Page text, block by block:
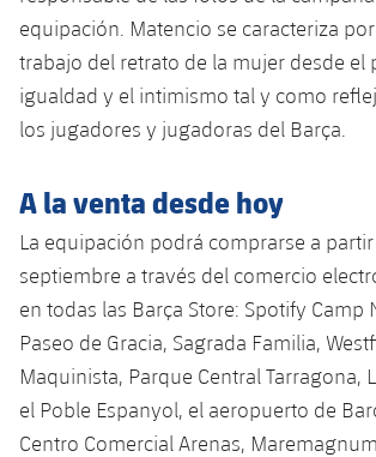
Clasificaciones
Fotos
VALORANT Rising
VALORANT Game Changers
equipación. Matencio se caracteriza
trabajo del retrato de la mujer desde el
igualdad y el intimismo tal y como
los jugadores y jugadoras del Barça.
A la venta desde hoy
La equipación podrá comprarse a partir
septiembre a través del comercio
en todas las Barça Store: Spotify Camp
Paseo de Gracia, Sagrada Familia,
Maquinista, Parque Central Tarragona,
el Poble Espanyol, el aeropuerto de
Centro Comercial Arenas,